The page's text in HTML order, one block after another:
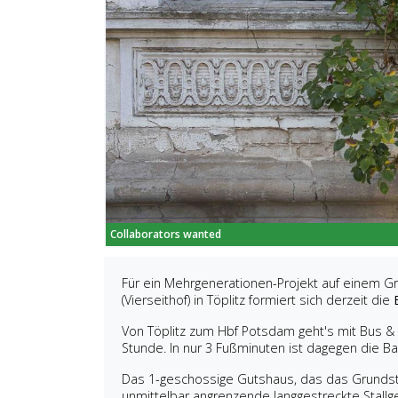
Collaborators wanted
Für ein Mehrgenerationen-Projekt auf einem
(Vierseithof) in Töplitz formiert sich derzeit die
Von Töplitz zum Hbf Potsdam geht's mit Bus
Stunde. In nur 3 Fußminuten ist dagegen die
Das 1-geschossige Gutshaus, das das